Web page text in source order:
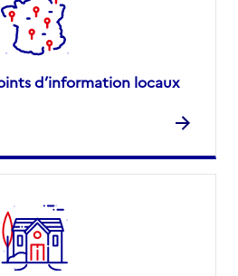
d’information locaux